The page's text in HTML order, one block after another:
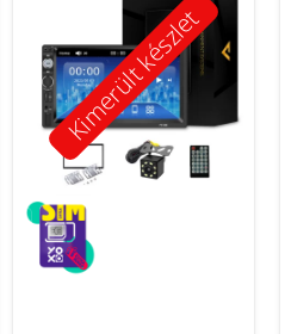
Kimerült készlet